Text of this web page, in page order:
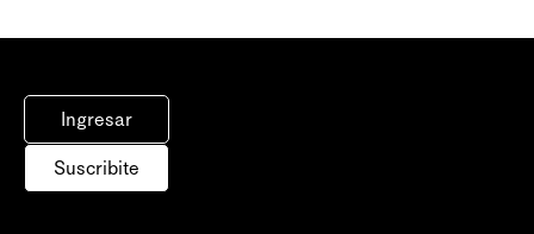
Ingresar
Suscribite